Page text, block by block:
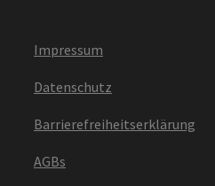
Impressum
Datenschutz
Barrierefreiheitserklärung
AGBs